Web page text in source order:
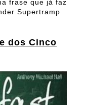
frase que já faz
Supertramp
dos Cinco